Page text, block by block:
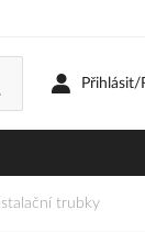
Přihlásit/
trubky